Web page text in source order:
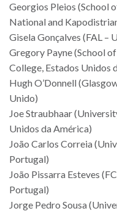
Georgios Pleios (School
National and
Gisela Gonçalves (FAL –
Gregory Payne (School
College, Estados Unidos
Hugh O’Donnell
Unido)
Joe Straubhaar
Unidos da América)
João Carlos Correia
Portugal)
João Pissarra Esteves
Portugal)
Jorge Pedro Sousa